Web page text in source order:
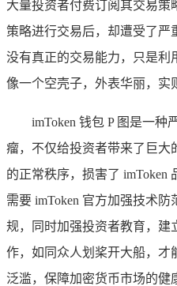
大量投资者付费订阅其交易策
策略进行交易后，却遭受了
没有真正的交易能力，只是利
像一个空壳子，外表华丽，实
imToken 钱包 P 图是一
瘤，不仅给投资者带来了巨大
的正常秩序，损害了 imToken
需要 imToken 官方加强技术
规，同时加强投资者教育，建
作，如同众人划桨开大船，才
泛滥，保障加密货币市场的健